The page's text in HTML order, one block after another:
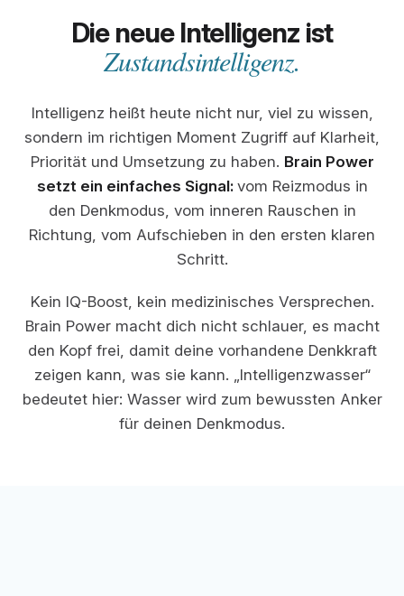
Die neue Intelligenz ist
Zustandsintelligenz.
Intelligenz heißt heute nicht nur, viel zu wissen,
sondern im richtigen Moment Zugriff auf Klarheit,
Priorität und Umsetzung zu haben. Brain Power
setzt ein einfaches Signal: vom Reizmodus in
den Denkmodus, vom inneren Rauschen in
Richtung, vom Aufschieben in den ersten klaren
Schritt.
Kein IQ-Boost, kein medizinisches Versprechen.
Brain Power macht dich nicht schlauer, es macht
den Kopf frei, damit deine vorhandene Denkkraft
zeigen kann, was sie kann. „Intelligenzwasser“
bedeutet hier: Wasser wird zum bewussten Anker
für deinen Denkmodus.